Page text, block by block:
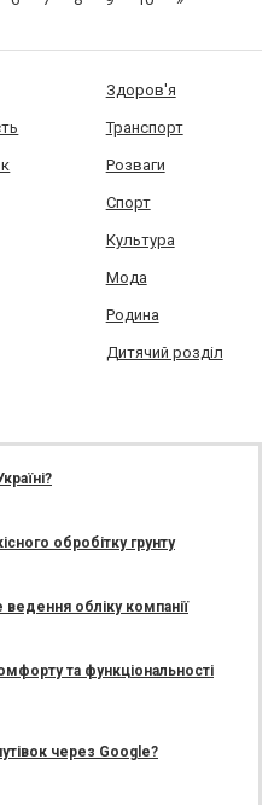
Здоров'я
Транспорт
Розваги
Спорт
Культура
Мода
Родина
Дитячий розділ
обробітку грунту
обліку компанії
та функціональності
через Google?